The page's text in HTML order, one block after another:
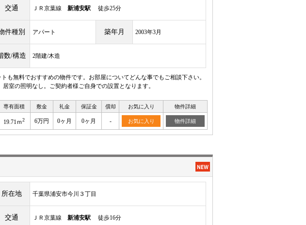
交通 ＪＲ京葉線 新浦安駅 徒歩25分
件種別 アパート 築年月 2003年3月
数/構造 2階建/木造
も無料でおすすめの物件です。お部屋についてどんな事でもご相談下さい。
室の照明なし。ご契約者様ご自身での設置となります。
専有面積 敷金 礼金 保証金 償却 お気に入り 物件詳細
19.71ｍ2 6万円 0ヶ月 0ヶ月 - お気に入り 物件詳細
所在地 千葉県浦安市今川３丁目
交通 ＪＲ京葉線 新浦安駅 徒歩16分